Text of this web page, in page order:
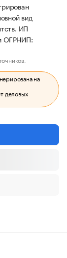
вид
ИП
ОГРНИП:
на
деловых